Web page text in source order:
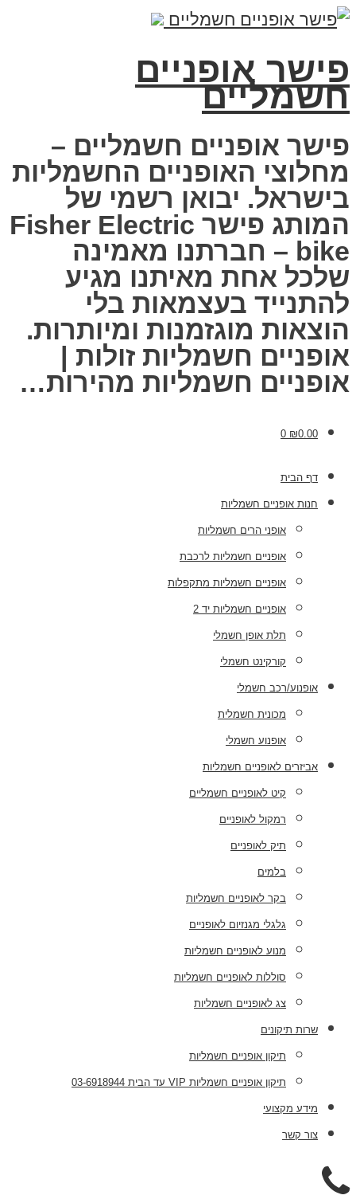
פישר אופניים
חשמליים
פישר אופניים חשמליים –
מחלוצי האופניים החשמליות
בישראל. יבואן רשמי של
המותג פישר Fisher Electric
bike – חברתנו מאמינה
שלכל אחת מאיתנו מגיע
להתנייד בעצמאות בלי
הוצאות מוגזמנות ומיותרות.
אופניים חשמליות זולות |
אופניים חשמליות מהירות…
₪0.00
0
דף הבית
חנות אופניים חשמליות
אופני הרים חשמליות
אופניים חשמליות לרכבת
אופניים חשמליות מתקפלות
אופניים חשמליות יד 2
תלת אופן חשמלי
קורקינט חשמלי
אופנוע/רכב חשמלי
מכונית חשמלית
אופנוע חשמלי
אביזרים לאופניים חשמליות
קיט לאופניים חשמליים
רמקול לאופניים
תיק לאופניים
בלמים
בקר לאופניים חשמליות
גלגלי מגנזיום לאופניים
מנוע לאופניים חשמליות
סוללות לאופניים חשמליות
צג לאופניים חשמליות
שרות תיקונים
תיקון אופניים חשמליות
תיקון אופניים חשמליות VIP עד הבית 03-6918944
מידע מקצועי
צור קשר